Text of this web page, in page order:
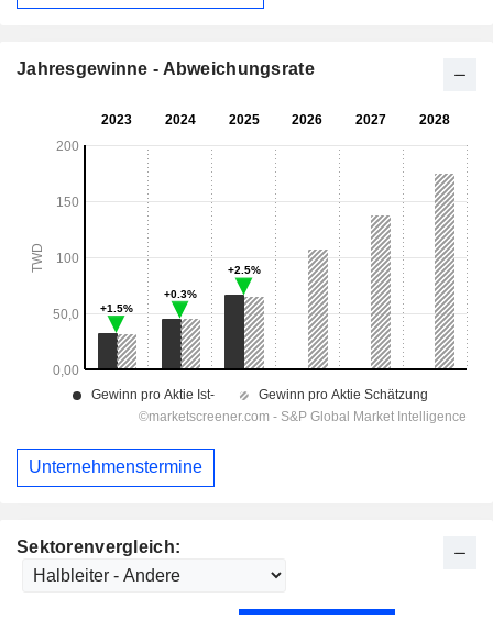
Sektorenvergleich:
Jahresgewinne - Abweichungsrate
Unternehmenstermine